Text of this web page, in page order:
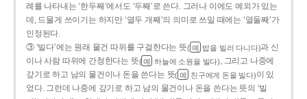
례를 나타내는 ‘한두째’에서도 ‘두째’로 쓴다. 그러나 이에도 예외가 있는
데, 드물게 쓰이기는 하지만 ‘열두 개째’의 의미로 쓰일 때에는 ‘열둘째’가
인정된다.
③ ‘빌다’에는 원래 물건 따위를 구걸한다는 뜻( 예 밥을 빌러 다니다)과 신
이나 사람 따위에 간청한다는 뜻( 예 하늘에 소원을 빌다), 그리고 나중에
갚기로 하고 남의 물건이나 돈을 쓴다는 뜻( 예 친구에게 돈을 빌다)이 있
었다. 그런데 나중에 갚기로 하고 남의 물건이나 돈을 쓴다는 뜻의 ‘빌